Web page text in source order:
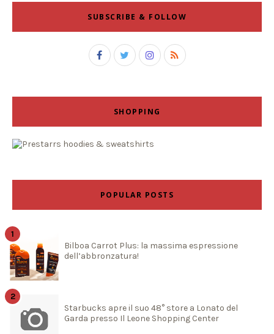
SUBSCRIBE & FOLLOW
SHOPPING
POPULAR POSTS
Bilboa Carrot Plus: la massima espressione
dell’abbronzatura!
Starbucks apre il suo 48° store a Lonato del
Garda presso Il Leone Shopping Center